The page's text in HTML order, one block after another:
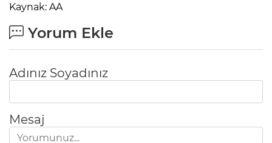
Kaynak: AA
Yorum Ekle
Adınız Soyadınız
Mesaj